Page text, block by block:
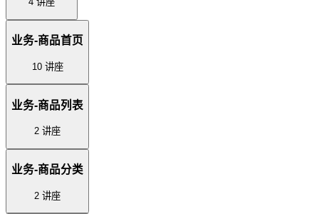
业务-商品首页
10 讲座
业务-商品列表
2 讲座
业务-商品分类
2 讲座